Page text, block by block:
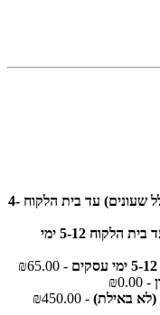
משלוח תמונה קטנה(עד 120 ס"מ ,כולל שעונים) עד בית הלקוח 4-
משלוח תמונה גדולה(מעל 120 ס"מ) עד בית הלקוח 5-12 ימי
- ₪65.00
- ₪0.00
- ₪450.00